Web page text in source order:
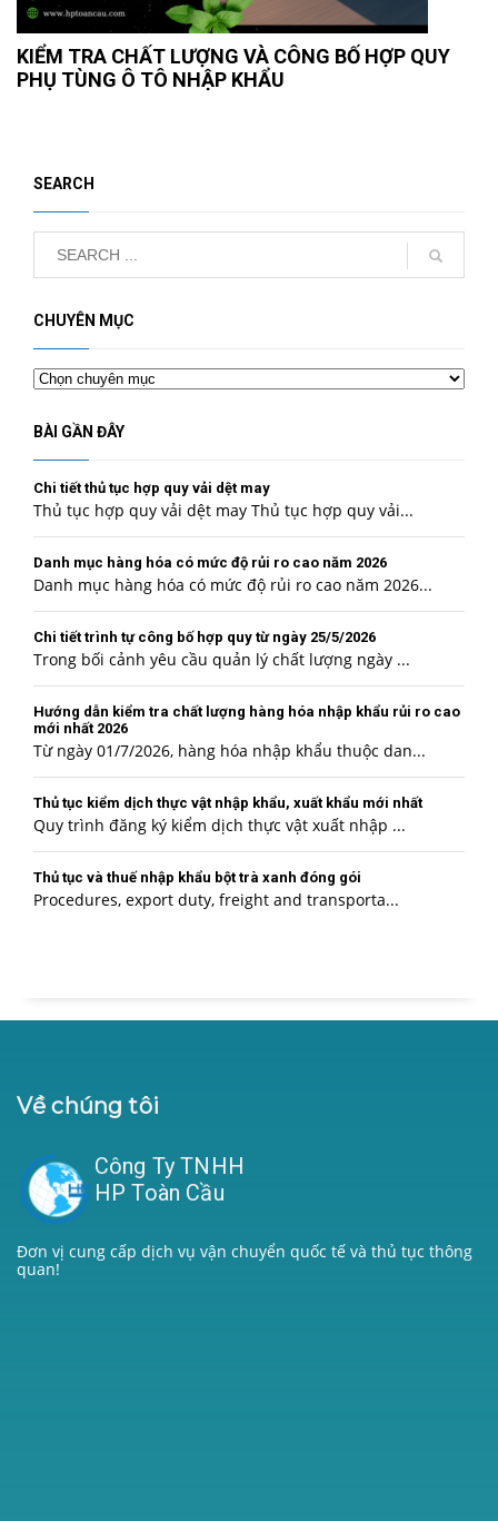
KIỂM TRA CHẤT LƯỢNG VÀ CÔNG BỐ HỢP QUY
PHỤ TÙNG Ô TÔ NHẬP KHẨU
SEARCH
CHUYÊN MỤC
Chuyên
mục
BÀI GẦN ĐÂY
Chi tiết thủ tục hợp quy vải dệt may
Thủ tục hợp quy vải dệt may Thủ tục hợp quy vải...
Danh mục hàng hóa có mức độ rủi ro cao năm 2026
Danh mục hàng hóa có mức độ rủi ro cao năm 2026...
Chi tiết trình tự công bố hợp quy từ ngày 25/5/2026
Trong bối cảnh yêu cầu quản lý chất lượng ngày ...
Hướng dẫn kiểm tra chất lượng hàng hóa nhập khẩu rủi ro cao
mới nhất 2026
Từ ngày 01/7/2026, hàng hóa nhập khẩu thuộc dan...
Thủ tục kiểm dịch thực vật nhập khẩu, xuất khẩu mới nhất
Quy trình đăng ký kiểm dịch thực vật xuất nhập ...
Thủ tục và thuế nhập khẩu bột trà xanh đóng gói
Procedures, export duty, freight and transporta...
Về chúng tôi
Công Ty TNHH
HP Toàn Cầu
Đơn vị cung cấp dịch vụ vận chuyển quốc tế và thủ tục thông
quan!